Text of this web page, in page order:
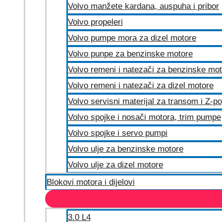
Volvo manžete kardana, auspuha i pribor
Volvo propeleri
Volvo pumpe mora za dizel motore
Volvo punpe za benzinske motore
Volvo remeni i natezači za benzinske
Volvo remeni i natezači za dizel motore
Volvo servisni materijal za transom i Z-
Volvo spojke i nosači motora, trim pumpe
Volvo spojke i servo pumpi
Volvo ulje za benzinske motore
Volvo ulje za dizel motore
Blokovi motora i dijelovi
3.0 L4